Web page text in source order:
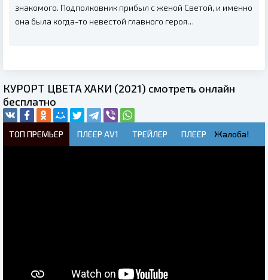
знакомого. Подполковник прибыл с женой Светой, и именно
она была когда-то невестой главного героя…
КУРОРТ ЦВЕТА ХАКИ (2021) смотреть онлайн
бесплатно
ТОП ПРЕМЬЕР ПЛЕЕР AV1 ТРЕЙЛЕР ПЛЕЕР Жалоба!